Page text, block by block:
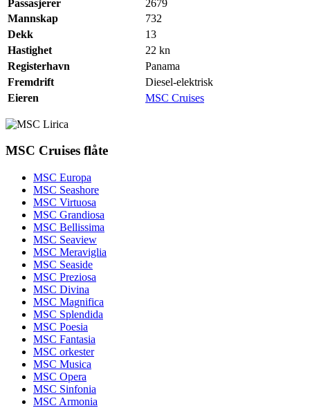
Passasjerer
2679
Mannskap
732
Dekk
13
Hastighet
22 kn
Registerhavn
Panama
Fremdrift
Diesel-elektrisk
Eieren
MSC Cruises
MSC Cruises flåte
MSC Europa
MSC Seashore
MSC Virtuosa
MSC Grandiosa
MSC Bellissima
MSC Seaview
MSC Meraviglia
MSC Seaside
MSC Preziosa
MSC Divina
MSC Magnifica
MSC Splendida
MSC Poesia
MSC Fantasia
MSC orkester
MSC Musica
MSC Opera
MSC Sinfonia
MSC Armonia